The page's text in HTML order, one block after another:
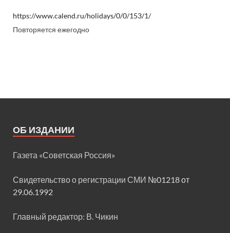
https://www.calend.ru/holidays/0/0/153/1/
Повторяется ежегодно
ОБ ИЗДАНИИ
Газета «Советская Россия»
Свидетельство о регистрации СМИ №01218 от
29.06.1992
Главный редактор: В. Чикин